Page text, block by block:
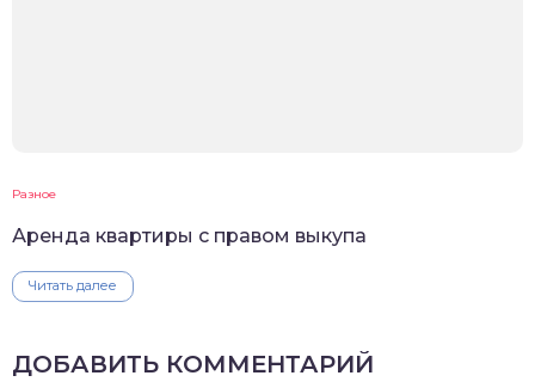
Разное
Аренда квартиры с правом выкупа
Читать далее
ДОБАВИТЬ КОММЕНТАРИЙ